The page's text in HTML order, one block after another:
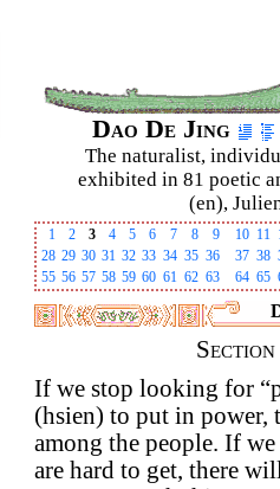
Dao De Jing
The naturalist,
exhibited in 81 poetic
(en),
1 2 3 4 5 6 7 8 9 10 11
28 29 30 31 32 33 34 35 36 37 38
55 56 57 58 59 60 61 62 63 64 65
Section
If we stop looking for
(hsien) to put in power,
among the people. If
are hard to get, there